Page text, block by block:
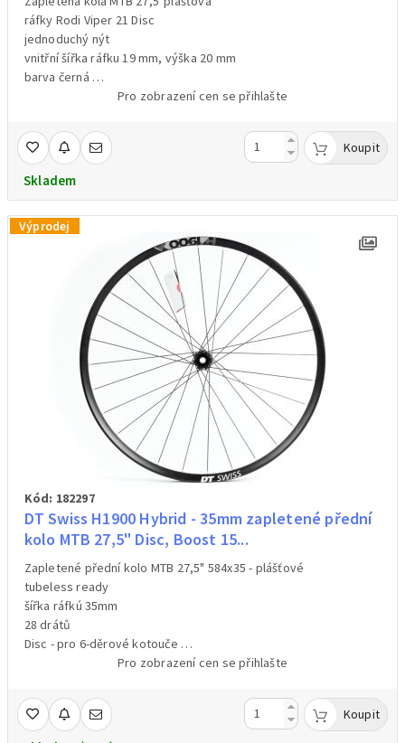
ráfky Rodi Viper 21 Disc
jednoduchý nýt
vnitřní šířka ráfku 19 mm, výška 20 mm
barva černá
boost 15x110 mm /osa není součástí balení/
zadní náboj Shimano FH-M4050 Disc Center Lock – ořech pro
kazety Shimano/Sram pro 8/9/10/11/12 kolo – klasická 9 mm
kola 1299 g /váženo/
cena za pár (přední + zadní kolo)
Pro zobrazení cen se přihlašte
Skladem
Koupit
Výprodej
Kód: 182297
DT Swiss H1900 Hybrid - 35mm zapletené přední
kolo MTB 27,5" Disc, Boost 15...
Zapletené přední kolo MTB 27,5" 584x35 - plášťové
tubeless ready
šířka ráfkú 35mm
28 drátů
Disc - pro 6-děrové kotouče
přední náboj Boost 15x110mm osu - osa není součástí balení
Pro zobrazení cen se přihlašte
Koupit